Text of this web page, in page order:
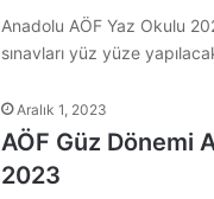
Anadolu AÖF Yaz Okulu
sınavları yüz yüze
Aralık 1, 2023
AÖF Güz Dönemi
2023